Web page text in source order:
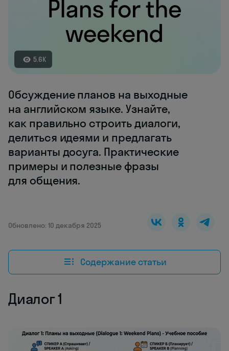
5.6K
Обсуждение планов на выходные
на английском языке. Узнайте,
как правильно строить диалоги,
делиться идеями и предлагать
варианты досуга. Практические
примеры и полезные фразы
для общения.
Обновлено: 10 декабря 2025
Содержание статьи
Диалог 1